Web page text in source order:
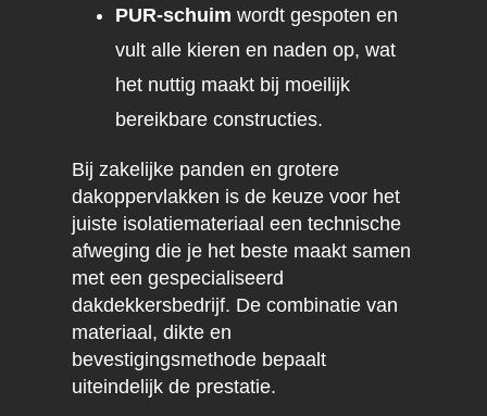
PUR-schuim wordt gespoten en
vult alle kieren en naden op, wat
het nuttig maakt bij moeilijk
bereikbare constructies.
Bij zakelijke panden en grotere
dakoppervlakken is de keuze voor het
juiste isolatiemateriaal een technische
afweging die je het beste maakt samen
met een gespecialiseerd
dakdekkersbedrijf. De combinatie van
materiaal, dikte en
bevestigingsmethode bepaalt
uiteindelijk de prestatie.